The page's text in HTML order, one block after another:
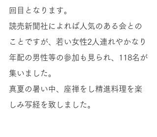
回目となります。
読売新聞社によれば人気のある会との
ことですが、若い女性2人連れやかなり
年配の男性等の参加も見られ、118名が
集いました。
真夏の暑い中、座禅をし精進料理を楽
しみ写経を致しました。